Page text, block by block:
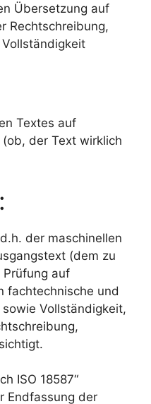
Übersetzung auf
Rechtschreibung,
Textes auf
der Text wirklich
der maschinellen
(dem zu
auf
fachtechnische und
Vollständigkeit,
ISO 18587“
Endfassung der